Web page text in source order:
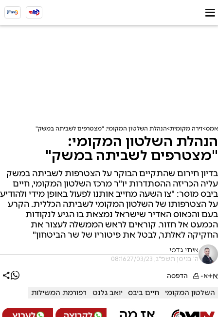
אמס זירה מקומית הנהלת השלטון המקומי: "מצטרפים לשביתה במשק"
הנהלת השלטון המקומי:
"מצטרפים לשביתה במשק"
בדיון חירום שהתקיים הבוקר על הצטרפות לשביתה במשק
עליה הכריזה ההסתדרות יו"ר מרכז השלטון המקומי, חיים
ביבס מוסר: "צו השעה מחייב אותנו לפעול באופן מידי ולהודיע
על הצטרפותו של השלטון המקומי לשביתה הכללית. הקרע
בעם והכאוס האדיר שישראל נמצאת בו הגיע לנקודות
הכמעט אל חזור. קוראים לראש הממשלה לעצור את
החקיקה לאלתר, לבטל את פיטוריו של שר הביטחון"
איתי גדסי
ה' בניסן תשפ"ג, 27/03/23 08:16
א+א- הדפסה
השלטון המקומי חיים ביבס יואב גלנט רפורמת המשילות